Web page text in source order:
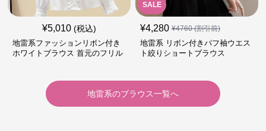
¥5,010 (税込)
地雷系ファッションリボン付き
ホワイトブラウス 首元のフリル
SALE
¥4,280 ¥4760(割引前)
地雷系 リボン付きパフ袖ウエス
ト絞りショートブラウス
地雷系のブラウス一覧へ